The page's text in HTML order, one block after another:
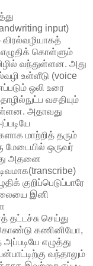
input)
விரல்வழியாகத்
எழுதிக் கொள்ளும்
வந்துள்ளன. அது
உள்ளீடு (voice
ஒலி உரை
வசதியும்
அதாவது
மாற்றித் தரும்
மேடையில் ஒருவர்
அதனை
குறிப்பெடுப்பாரே
இனி
செய்து
கொண்டு கணினியோ,
எழுத்து
வந்தாலும்